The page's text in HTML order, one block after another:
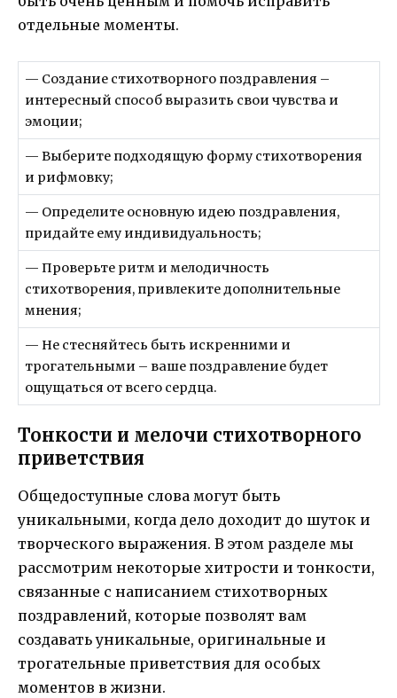
отдельные моменты.
— Создание стихотворного поздравления –
интересный способ выразить свои чувства и
эмоции;
— Выберите подходящую форму стихотворения
и рифмовку;
— Определите основную идею поздравления,
придайте ему индивидуальность;
— Проверьте ритм и мелодичность
стихотворения, привлеките дополнительные
мнения;
— Не стесняйтесь быть искренними и
трогательными – ваше поздравление будет
ощущаться от всего сердца.
Тонкости и мелочи стихотворного
приветствия
Общедоступные слова могут быть
уникальными, когда дело доходит до шуток и
творческого выражения. В этом разделе мы
рассмотрим некоторые хитрости и тонкости,
связанные с написанием стихотворных
поздравлений, которые позволят вам
создавать уникальные, оригинальные и
трогательные приветствия для особых
моментов в жизни.